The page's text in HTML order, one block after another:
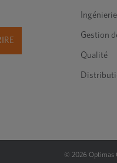
Ingénierie
Gestion
Qualité
© 2026 Optimas